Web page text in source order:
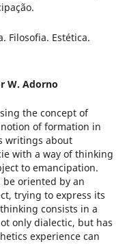
Filosofia. Estética.
W. Adorno
the concept of
of formation in
writings about
with a way of thinking
to emancipation.
oriented by an
trying to express its
consists in a
only dialectic, but has
experience can